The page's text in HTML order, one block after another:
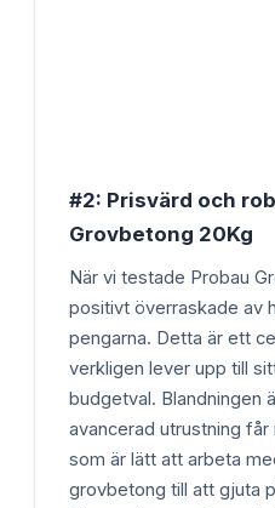
#2: Prisvärd och
Grovbetong 20Kg
När vi testade Probau
positivt överraskade av
pengarna. Detta är ett
verkligen lever upp till
budgetval. Blandningen
avancerad utrustning får
som är lätt att arbeta
grovbetong till att gjuta